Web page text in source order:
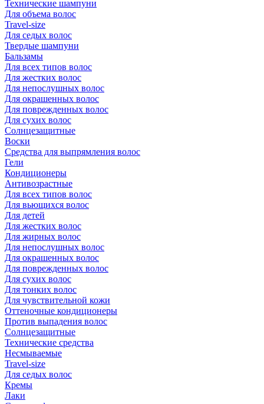
Технические шампуни
Для объема волос
Travel-size
Для седых волос
Твердые шампуни
Бальзамы
Для всех типов волос
Для жестких волос
Для непослушных волос
Для окрашенных волос
Для поврежденных волос
Для сухих волос
Солнцезащитные
Воски
Средства для выпрямления волос
Гели
Кондиционеры
Антивозрастные
Для всех типов волос
Для вьющихся волос
Для детей
Для жестких волос
Для жирных волос
Для непослушных волос
Для окрашенных волос
Для поврежденных волос
Для сухих волос
Для тонких волос
Для чувствительной кожи
Оттеночные кондиционеры
Против выпадения волос
Солнцезащитные
Технические средства
Несмываемые
Travel-size
Для седых волос
Кремы
Лаки